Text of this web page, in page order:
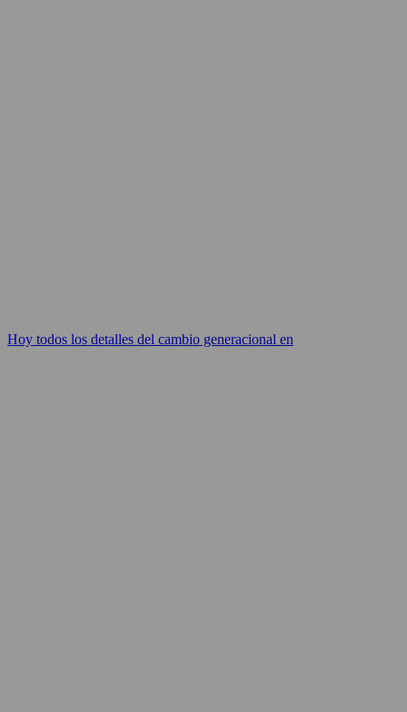
Hoy todos los detalles del cambio generacional en